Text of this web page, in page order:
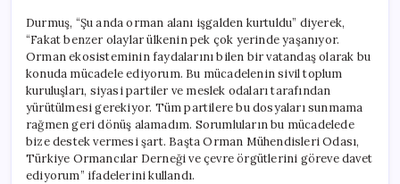
Durmuş, “Şu anda orman alanı işgalden kurtuldu” diyerek,
“Fakat benzer olaylar ülkenin pek çok yerinde yaşanıyor.
Orman ekosisteminin faydalarını bilen bir vatandaş olarak bu
konuda mücadele ediyorum. Bu mücadelenin sivil toplum
kuruluşları, siyasi partiler ve meslek odaları tarafından
yürütülmesi gerekiyor. Tüm partilere bu dosyaları sunmama
rağmen geri dönüş alamadım. Sorumluların bu mücadelede
bize destek vermesi şart. Başta Orman Mühendisleri Odası,
Türkiye Ormancılar Derneği ve çevre örgütlerini göreve davet
ediyorum” ifadelerini kullandı.